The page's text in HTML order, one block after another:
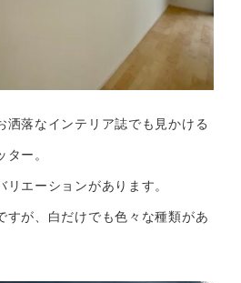
洒落なインテリア誌でも見かける
ター。
エーションがあります。
すが、白だけでも色々な種類があ